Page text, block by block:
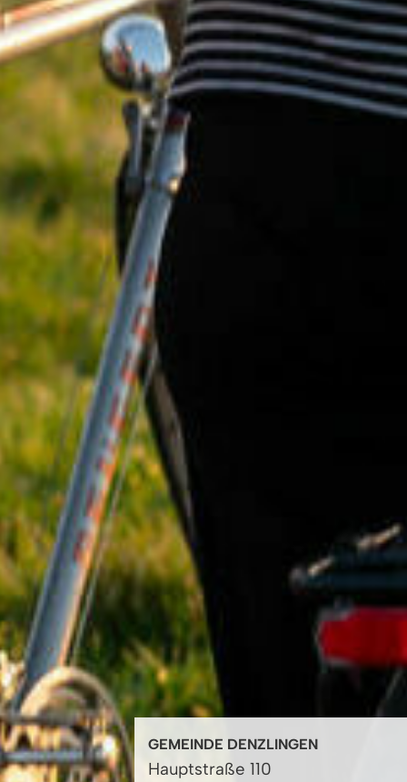
GEMEINDE DENZLINGEN
Hauptstraße 110